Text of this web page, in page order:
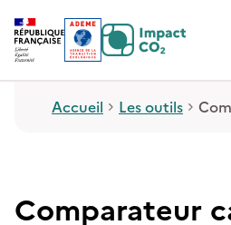
Contenu
Menu
Pied de page
Accueil Les outils
Comparateur